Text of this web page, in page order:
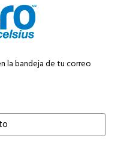
la bandeja de tu correo